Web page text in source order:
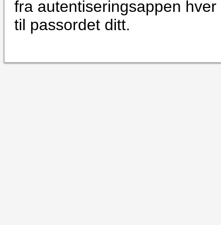
fra autentiseringsappen
til passordet ditt.